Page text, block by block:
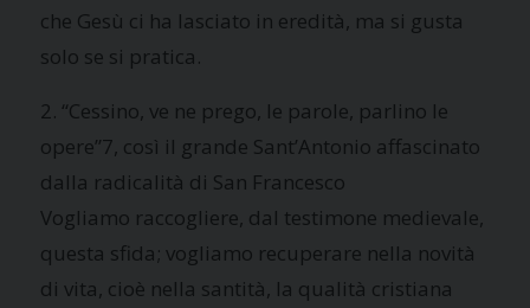
che Gesù ci ha lasciato in eredità, ma si gusta
solo se si pratica.
2. “Cessino, ve ne prego, le parole, parlino le
opere”7, così il grande Sant’Antonio affascinato
dalla radicalità di San Francesco
Vogliamo raccogliere, dal testimone medievale,
questa sfida; vogliamo recuperare nella novità
di vita, cioè nella santità, la qualità cristiana